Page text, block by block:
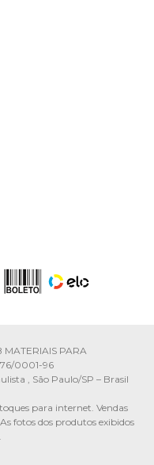
MATERIAIS PARA
0001-96
, São Paulo/SP – Brasil
para internet. Vendas
fotos dos produtos exibidos